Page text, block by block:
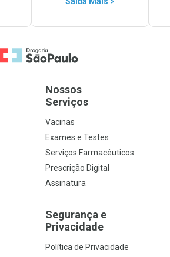
para a Home
Nossos
Serviços
Vacinas
Exames e Testes
Serviços Farmacêuticos
Prescrição Digital
Assinatura
Segurança e
Privacidade
Política de Privacidade